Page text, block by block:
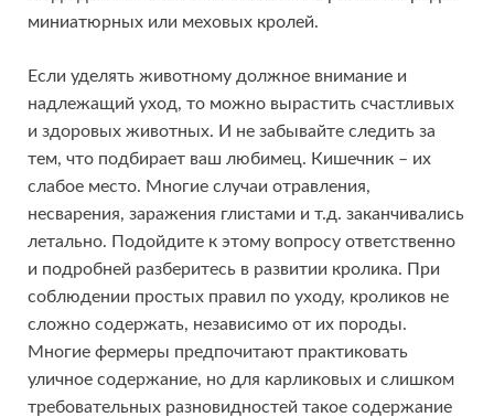
миниатюрных или меховых кролей.
Если уделять животному должное внимание и
надлежащий уход, то можно вырастить счастливых
и здоровых животных. И не забывайте следить за
тем, что подбирает ваш любимец. Кишечник – их
слабое место. Многие случаи отравления,
несварения, заражения глистами и т.д. заканчивались
летально. Подойдите к этому вопросу ответственно
и подробней разберитесь в развитии кролика. При
соблюдении простых правил по уходу, кроликов не
сложно содержать, независимо от их породы.
Многие фермеры предпочитают практиковать
уличное содержание, но для карликовых и слишком
требовательных разновидностей такое содержание